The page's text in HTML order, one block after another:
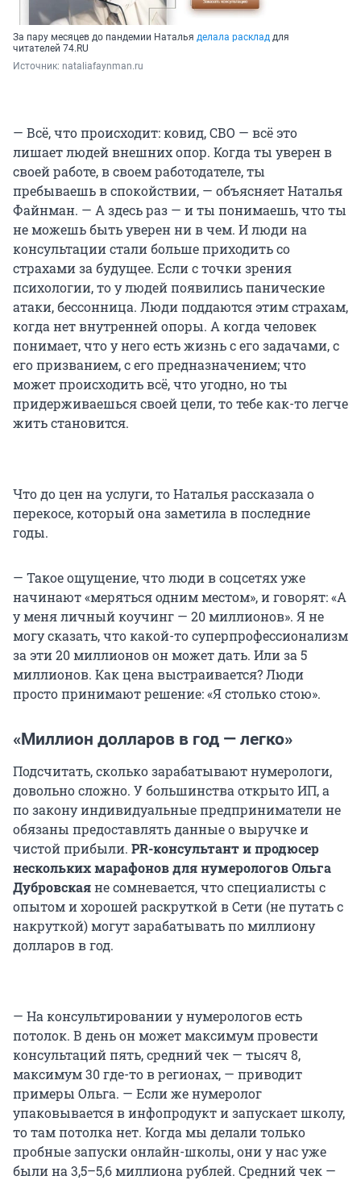
За пару месяцев до пандемии Наталья делала расклад для
читателей 74.RU
Источник: nataliafaynman.ru
— Всё, что происходит: ковид, СВО — всё это
лишает людей внешних опор. Когда ты уверен в
своей работе, в своем работодателе, ты
пребываешь в спокойствии, — объясняет Наталья
Файнман. — А здесь раз — и ты понимаешь, что ты
не можешь быть уверен ни в чем. И люди на
консультации стали больше приходить со
страхами за будущее. Если с точки зрения
психологии, то у людей появились панические
атаки, бессонница. Люди поддаются этим страхам,
когда нет внутренней опоры. А когда человек
понимает, что у него есть жизнь с его задачами, с
его призванием, с его предназначением; что
может происходить всё, что угодно, но ты
придерживаешься своей цели, то тебе как-то легче
жить становится.
Что до цен на услуги, то Наталья рассказала о
перекосе, который она заметила в последние
годы.
— Такое ощущение, что люди в соцсетях уже
начинают «меряться одним местом», и говорят: «А
у меня личный коучинг — 20 миллионов». Я не
могу сказать, что какой-то суперпрофессионализм
за эти 20 миллионов он может дать. Или за 5
миллионов. Как цена выстраивается? Люди
просто принимают решение: «Я столько стою».
«Миллион долларов в год — легко»
Подсчитать, сколько зарабатывают нумерологи,
довольно сложно. У большинства открыто ИП, а
по закону индивидуальные предприниматели не
обязаны предоставлять данные о выручке и
чистой прибыли. PR-консультант и продюсер
нескольких марафонов для нумерологов Ольга
Дубровскаяне сомневается, что специалисты с
опытом и хорошей раскруткой в Сети (не путать с
накруткой) могут зарабатывать по миллиону
долларов в год.
— На консультировании у нумерологов есть
потолок. В день он может максимум провести
консультаций пять, средний чек — тысяч 8,
максимум 30 где-то в регионах, — приводит
примеры Ольга. — Если же нумеролог
упаковывается в инфопродукт и запускает школу,
то там потолка нет. Когда мы делали только
пробные запуски онлайн-школы, они у нас уже
были на 3,5–5,6 миллиона рублей. Средний чек —